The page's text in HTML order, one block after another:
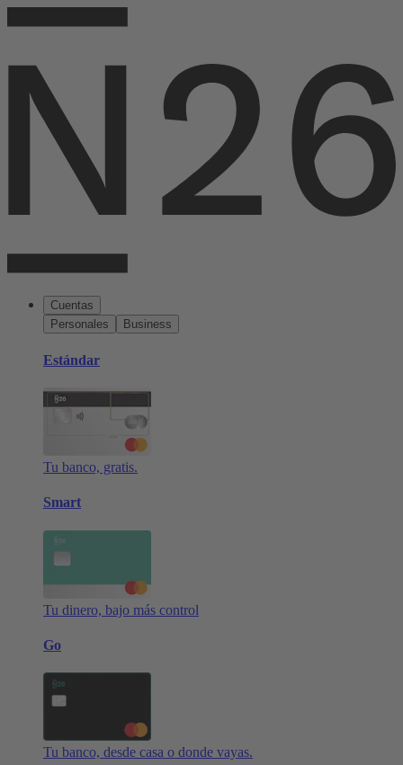
Cuentas
Personales
Business
Estándar
Tu banco, gratis.
Smart
Tu dinero, bajo más control
Go
Tu banco, desde casa o donde vayas.